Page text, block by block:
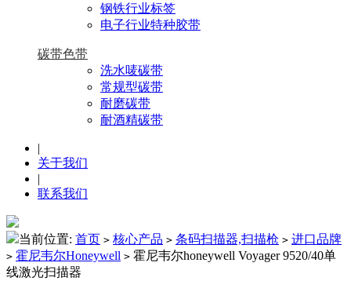
钢铁行业标签
电子行业特种胶带
碳带色带
洗水唛碳带
常规型碳带
耐磨碳带
耐酒精碳带
|
关于我们
|
联系我们
当前位置: 首页 > 核心产品 > 条码扫描器,扫描枪 > 进口品牌
> 霍尼韦尔Honeywell > 霍尼韦尔honeywell Voyager 9520/40单
线激光扫描器